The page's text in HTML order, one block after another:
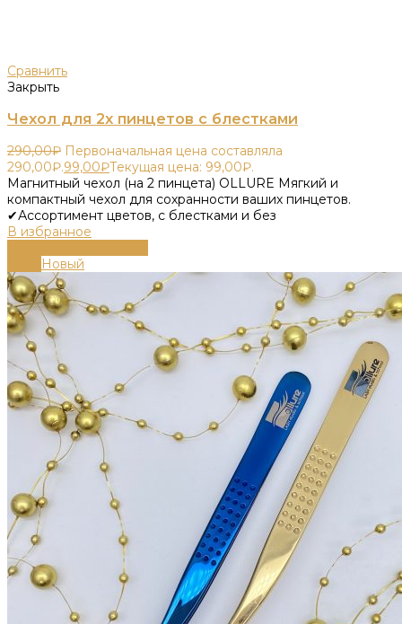
Сравнить
Закрыть
Чехол для 2х пинцетов с блестками
290,00₽ Первоначальная цена составляла
290,00₽.99,00₽Текущая цена: 99,00₽.
Магнитный чехол (на 2 пинцета) OLLURE Мягкий и
компактный чехол для сохранности ваших пинцетов.
✔Ассортимент цветов, с блестками и без
В избранное
Новый